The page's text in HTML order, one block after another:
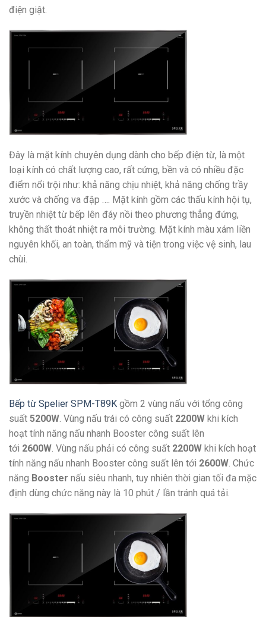
điện giật.
Đây là mặt kính chuyên dụng dành cho bếp điện từ, là một
loại kính có chất lượng cao, rất cứng, bền và có nhiều đặc
điểm nổi trội như: khả năng chịu nhiệt, khả năng chống trầy
xước và chống va đập …. Mặt kính gồm các thấu kính hội tụ,
truyền nhiệt từ bếp lên đáy nồi theo phương thẳng đứng,
không thất thoát nhiệt ra môi trường. Mặt kính màu xám liền
nguyên khối, an toàn, thẩm mỹ và tiện trong việc vệ sinh, lau
chùi.
Bếp từ Spelier SPM-T89K gồm 2 vùng nấu với tổng công
suất 5200W. Vùng nấu trái có công suất 2200W khi kích
hoạt tính năng nấu nhanh Booster công suất lên
tới 2600W. Vùng nấu phải có công suất 2200W khi kích hoạt
tính năng nấu nhanh Booster công suất lên tới 2600W. Chức
năng Booster nấu siêu nhanh, tuy nhiên thời gian tối đa mặc
định dùng chức năng này là 10 phút / lần tránh quá tải.